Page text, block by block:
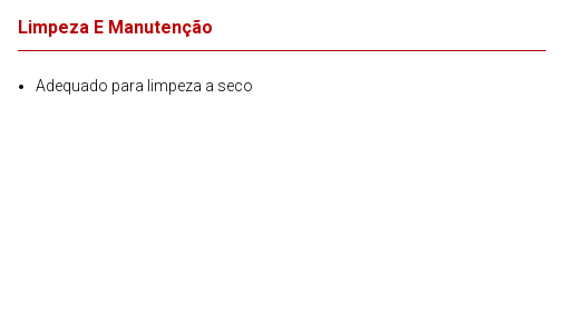
Limpeza E Manutenção
Adequado para limpeza a seco